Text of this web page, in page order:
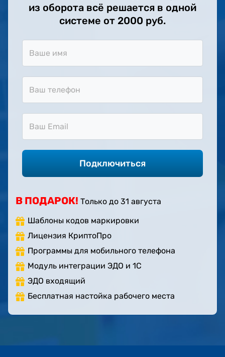
из оборота всё решается в одной
системе от 2000 руб.
В ПОДАРОК! Только до 31 августа
Шаблоны кодов маркировки
Лицензия КриптоПро
Программы для мобильного телефона
Модуль интеграции ЭДО и 1С
ЭДО входящий
Бесплатная настойка рабочего места